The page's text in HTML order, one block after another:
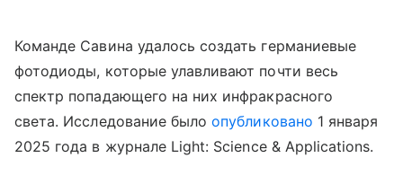
Команде Савина удалось создать германиевые
фотодиоды, которые улавливают почти весь
спектр попадающего на них инфракрасного
света. Исследование былоопубликовано 1 января
2025 года в журнале Light: Science & Applications.